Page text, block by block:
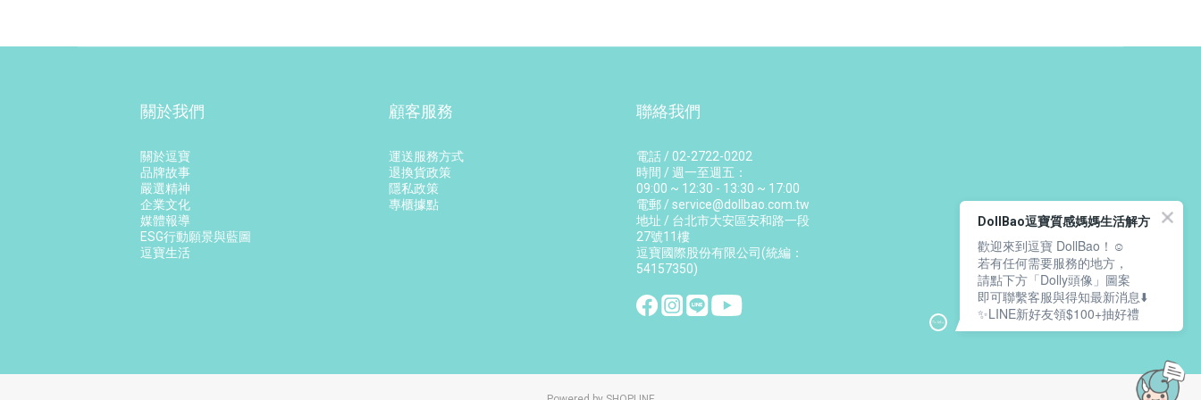
關於我們
關於逗寶
品牌故事
嚴選精神
企業文化
媒體報導
ESG行動願景與藍圖
逗寶生活
顧客服務
運送服務方式
退換貨政策
隱私政策
專櫃據點
聯絡我們
電話 / 02-2722-0202
時間 / 週一至週五：
09:00 ~ 12:30 - 13:30 ~ 17:00
電郵 / service@dollbao.com.tw
地址 / 台北市大安區安和路一段
27號11樓
逗寶國際股份有限公司(統編：
54157350)
DollBao逗寶質感媽媽生活解方
歡迎來到逗寶 DollBao！☺️
若有任何需要服務的地方，
請點下方「Dolly頭像」圖案
即可聯繫客服與得知最新消息⬇️
✨LINE新好友領$100+抽好禮